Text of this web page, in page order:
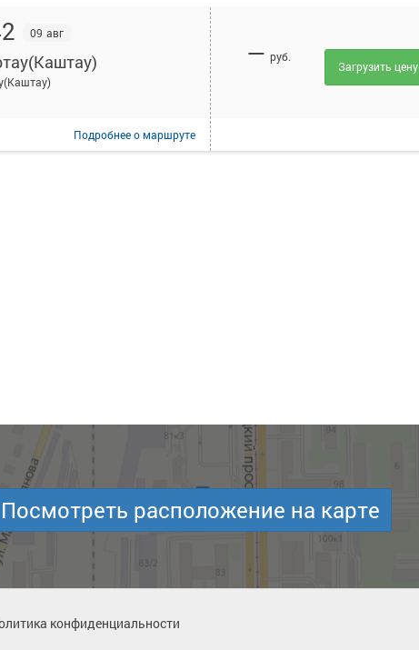
09 авг
Подробнеео маршруте
— руб.
Загрузить цену
Посмотреть расположение на карте
конфиденциальности